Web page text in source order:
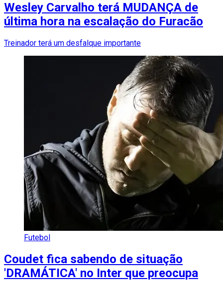
Wesley Carvalho terá MUDANÇA de
última hora na escalação do Furacão
Treinador terá um desfalque importante
Futebol
Coudet fica sabendo de situação
'DRAMÁTICA' no Inter que preocupa